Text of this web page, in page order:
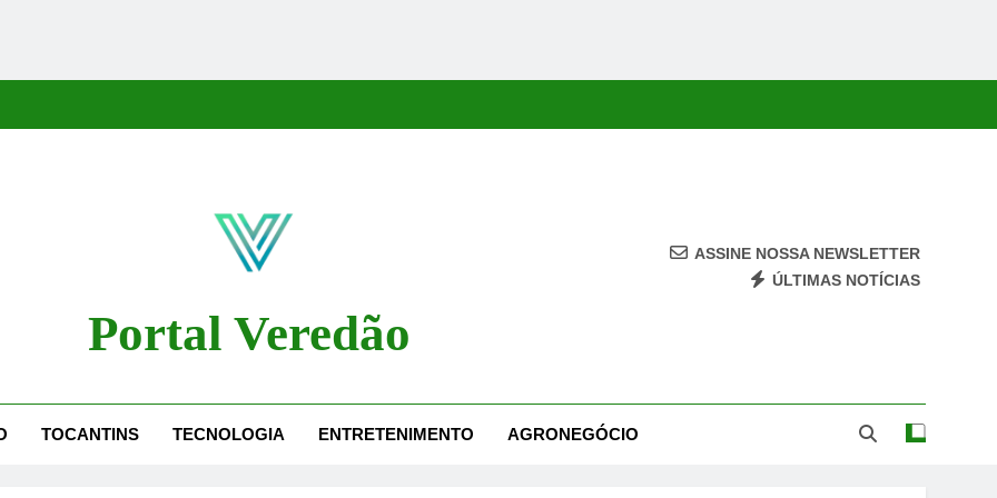
Portal Veredão
ASSINE NOSSA NEWSLETTER
ÚLTIMAS NOTÍCIAS
TOCANTINS TECNOLOGIA ENTRETENIMENTO AGRONEGÓCIO